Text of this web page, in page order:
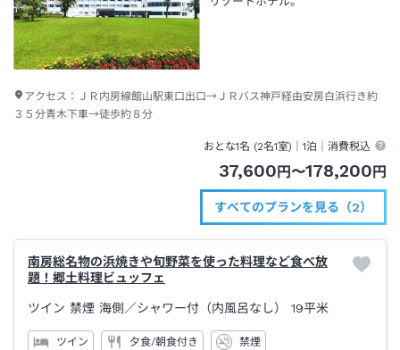
アクセス： ＪＲ内房線館山駅東口出口→ＪＲバス神戸経由安房白浜行き約
３５分青木下車→徒歩約８分
おとな1名 (2名1室)｜1泊 ｜消費税込
37,600 円 〜178,200 円
すべてのプランを見る（2）
南房総名物の浜焼きや旬野菜を使った料理など食べ放
題！郷土料理ビュッフェ
ツイン 禁煙 海側 ／シャワー付（内風呂なし） 19平米
ツイン 夕食/朝食付き 禁煙